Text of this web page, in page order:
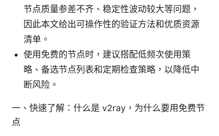
节点质量参差不齐、稳定性波动较大等问题，
因此本文给出可操作性的验证方法和优质资源
清单。
使用免费的节点时，建议搭配低频次使用策
略、备选节点列表和定期检查策略，以降低中
断风险。
一、快速了解：什么是 v2ray，为什么要用免费节
点